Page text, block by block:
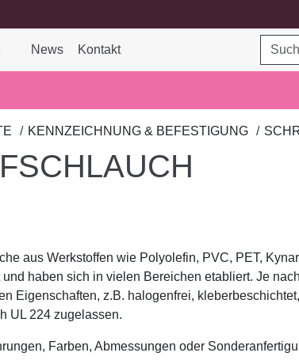
Menü Produkte umschalten
News Kontakt
KENNZEICHNUNG & BEFESTIGUNG
aus Werkstoffen wie Polyolefin, PVC, PET,
haben sich in vielen Bereichen etabliert. Je
Eigenschaften, z.B. halogenfrei,
UL 224 zugelassen.
Farben, Abmessungen oder